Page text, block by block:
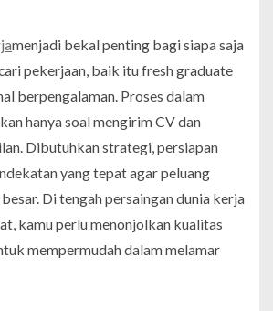
menjadi bekal penting bagi siapa saja
pekerjaan, baik itu fresh graduate
berpengalaman. Proses dalam
hanya soal mengirim CV dan
Dibutuhkan strategi, persiapan
yang tepat agar peluang
Di tengah persaingan dunia kerja
kamu perlu menonjolkan kualitas
mempermudah dalam melamar